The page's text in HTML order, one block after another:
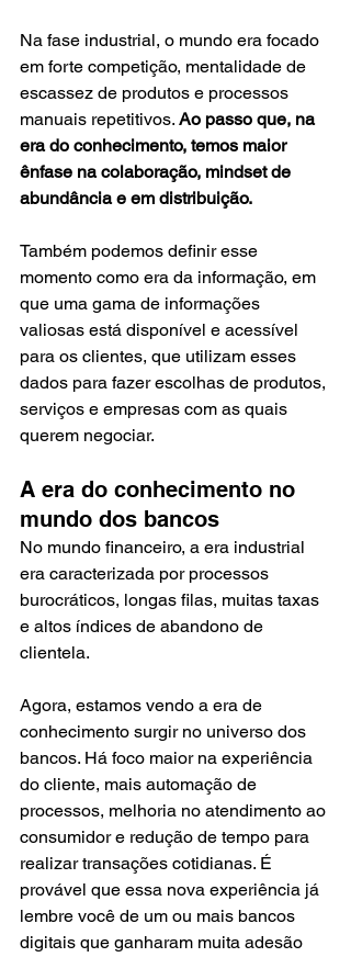
Na fase industrial, o mundo era focado
em forte competição, mentalidade de
escassez de produtos e processos
manuais repetitivos. Ao passo que, na
era do conhecimento, temos maior
ênfase na colaboração, mindset de
abundância e em distribuição.
Também podemos definir esse
momento como era da informação, em
que uma gama de informações
valiosas está disponível e acessível
para os clientes, que utilizam esses
dados para fazer escolhas de produtos,
serviços e empresas com as quais
querem negociar.
A era do conhecimento no
mundo dos bancos
No mundo financeiro, a era industrial
era caracterizada por processos
burocráticos, longas filas, muitas taxas
e altos índices de abandono de
clientela.
Agora, estamos vendo a era de
conhecimento surgir no universo dos
bancos. Há foco maior na experiência
do cliente, mais automação de
processos, melhoria no atendimento ao
consumidor e redução de tempo para
realizar transações cotidianas. É
provável que essa nova experiência já
lembre você de um ou mais bancos
digitais que ganharam muita adesão